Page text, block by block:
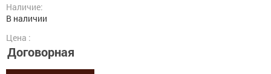
Наличие:
В наличии
Цена :
Договорная